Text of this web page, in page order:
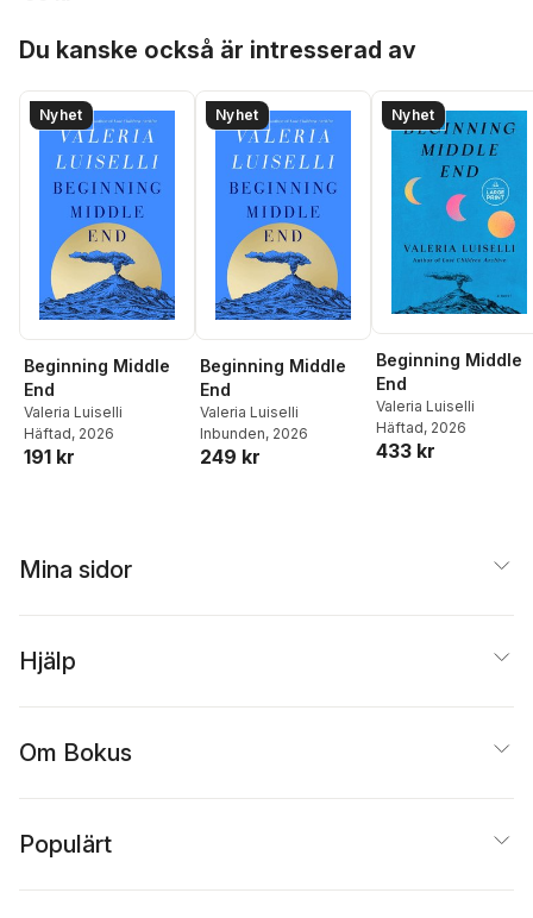
Du kanske också är intresserad av
Nyhet
Beginning Middle
End
Valeria Luiselli
Häftad, 2026
191 kr
Nyhet
Beginning Middle
End
Valeria Luiselli
Inbunden, 2026
249 kr
Nyhet
Beginning Middle
End
Valeria Luiselli
Häftad, 2026
433 kr
Mina sidor
Hjälp
Om Bokus
Populärt